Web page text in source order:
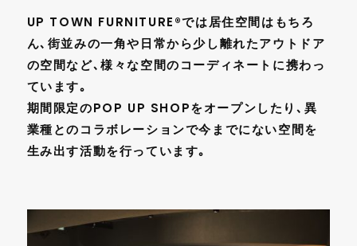
UP TOWN FURNITURE®では居住空間はもちろ
ん､街並みの一角や日常から少し離れたアウトドア
の空間など､様々な空間のコーディネートに携わっ
ています｡
期間限定のPOP UP SHOPをオープンしたり､異
業種とのコラボレーションで今までにない空間を
生み出す活動を行っています｡